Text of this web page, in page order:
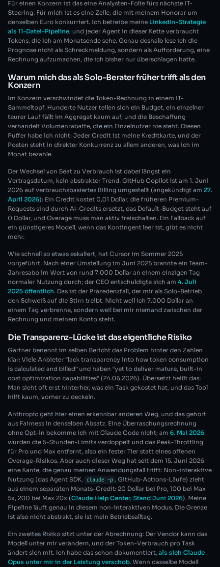
Für einen Konzern ist das eine Analysten-Folie fürs nächste IT-
Steering. Für mich ist es eine Zeile, die mit meinem Honorar um
denselben Euro konkurriert. Ich betreibe meine LinkedIn-Strategie
als 11-Datei-Pipeline, und jeder Agent in dieser Kette verbraucht
Tokens, die ich am Monatsende sehe. Genau deshalb lese ich die
Prognose nicht als Schreckmeldung, sondern als Aufforderung, eine
Rechnung aufzumachen, die ich bisher nur überschlagen hatte.
Warum mich das als Solo-Berater früher trifft als den
Konzern
Im Konzern verschwindet die Token-Rechnung in einem IT-
Sammeltopf. Hunderte Nutzer teilen sich ein Budget, ein einzelner
teurer Lauf fällt im Aggregat kaum auf, und die Beschaffung
verhandelt Volumenrabatte, die ein Einzelnutzer nie sieht. Diesen
Puffer habe ich nicht: Jeder Credit ist meine Kreditkarte, und der
Posten steht in direkter Konkurrenz zu allem anderen, was ich im
Monat bezahle.
Der Wechsel von Seat zu Verbrauch ist dabei längst ein
Vertragsdatum, kein abstrakter Trend. GitHub Copilot ist am 1. Juni
2026 auf verbrauchsbasiertes Billing umgestellt (angekündigt am 27.
April 2026): Ein Credit kostet 0,01 Dollar, die früheren Premium-
Requests sind durch AI-Credits ersetzt, das Default-Budget steht auf
0 Dollar, und Overage muss man aktiv freischalten. Ein Fallback auf
ein günstigeres Modell, wenn das Kontingent leer ist, gibt es nicht
mehr.
Wie schnell so etwas eskaliert, hat Cursor im Sommer 2025
vorgeführt. Nach einer Umstellung im Juni 2025 brannte ein Team-
Jahresabo im Wert von rund 7.000 Dollar an einem einzigen Tag
normaler Nutzung durch; der CEO entschuldigte sich am 4. Juli
2025 öffentlich. Das ist der Präzedenzfall, der mir als Solo-Betrieb
den Schweiß auf die Stirn treibt. Nicht weil ich 7.000 Dollar an
einem Tag verbrenne, sondern weil bei mir niemand zwischen der
Rechnung und meinem Konto steht.
Die Transparenz-Lücke ist das eigentliche Risiko
Gartner benennt im selben Bericht das Problem hinter den Zahlen
klar: Viele Anbieter “lack transparency into how token consumption
is calculated and billed” und haben “yet to deliver mature, built-in
cost optimization capabilities” (24.06.2026). Übersetzt heißt das:
Man sieht oft erst hinterher, was ein Task gekostet hat, und das Tool
hilft kaum, vorher zu deckeln.
Anthropic geht hier einen erkennbar anderen Weg, und das gehört
aus Fairness in denselben Absatz. Eine Überraschungsrechnung
ohne Opt-in bekomme ich mit Claude Code nicht; am 6. Mai 2026
wurden die 5-Stunden-Limits verdoppelt und das Peak-Throttling
für Pro und Max entfernt, also ein fester Tier statt eines offenen
Overage-Risikos. Aber auch dieser Weg hat seit dem 15. Juni 2026
eine Kante, die genau meinen Anwendungsfall trifft: Non-interaktive
Nutzung (das Agent SDK,
claude -p , GitHub-Actions-Läufe) zieht
aus einem separaten Monats-Credit: 20 Dollar bei Pro, 100 bei Max
5x, 200 bei Max 20x (Claude Help Center, Stand Juni 2026). Meine
Pipeline läuft genau in diesem non-interaktiven Modus. Die Grenze
ist also nicht abstrakt, sie ist mein Betriebsalltag.
Ein zweites Risiko sitzt unter der Abrechnung: Der Vendor kann das
Modell unter mir verändern, und der Token-Verbrauch pro Task
ändert sich mit. Ich habe das schon dokumentiert, als sich Claude
Opus unter mir in der Leistung verschob. Wenn dasselbe Modell